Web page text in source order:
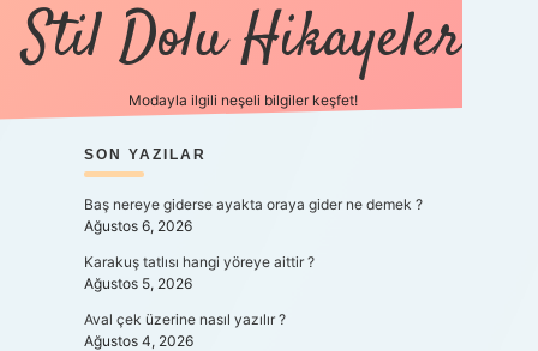
Stil Dolu Hikayeler
Modayla ilgili neşeli bilgiler keşfet!
SIDEBAR
SON YAZILAR
Baş nereye giderse ayakta oraya gider ne demek ?
Ağustos 6, 2026
Karakuş tatlısı hangi yöreye aittir ?
Ağustos 5, 2026
Aval çek üzerine nasıl yazılır ?
Ağustos 4, 2026